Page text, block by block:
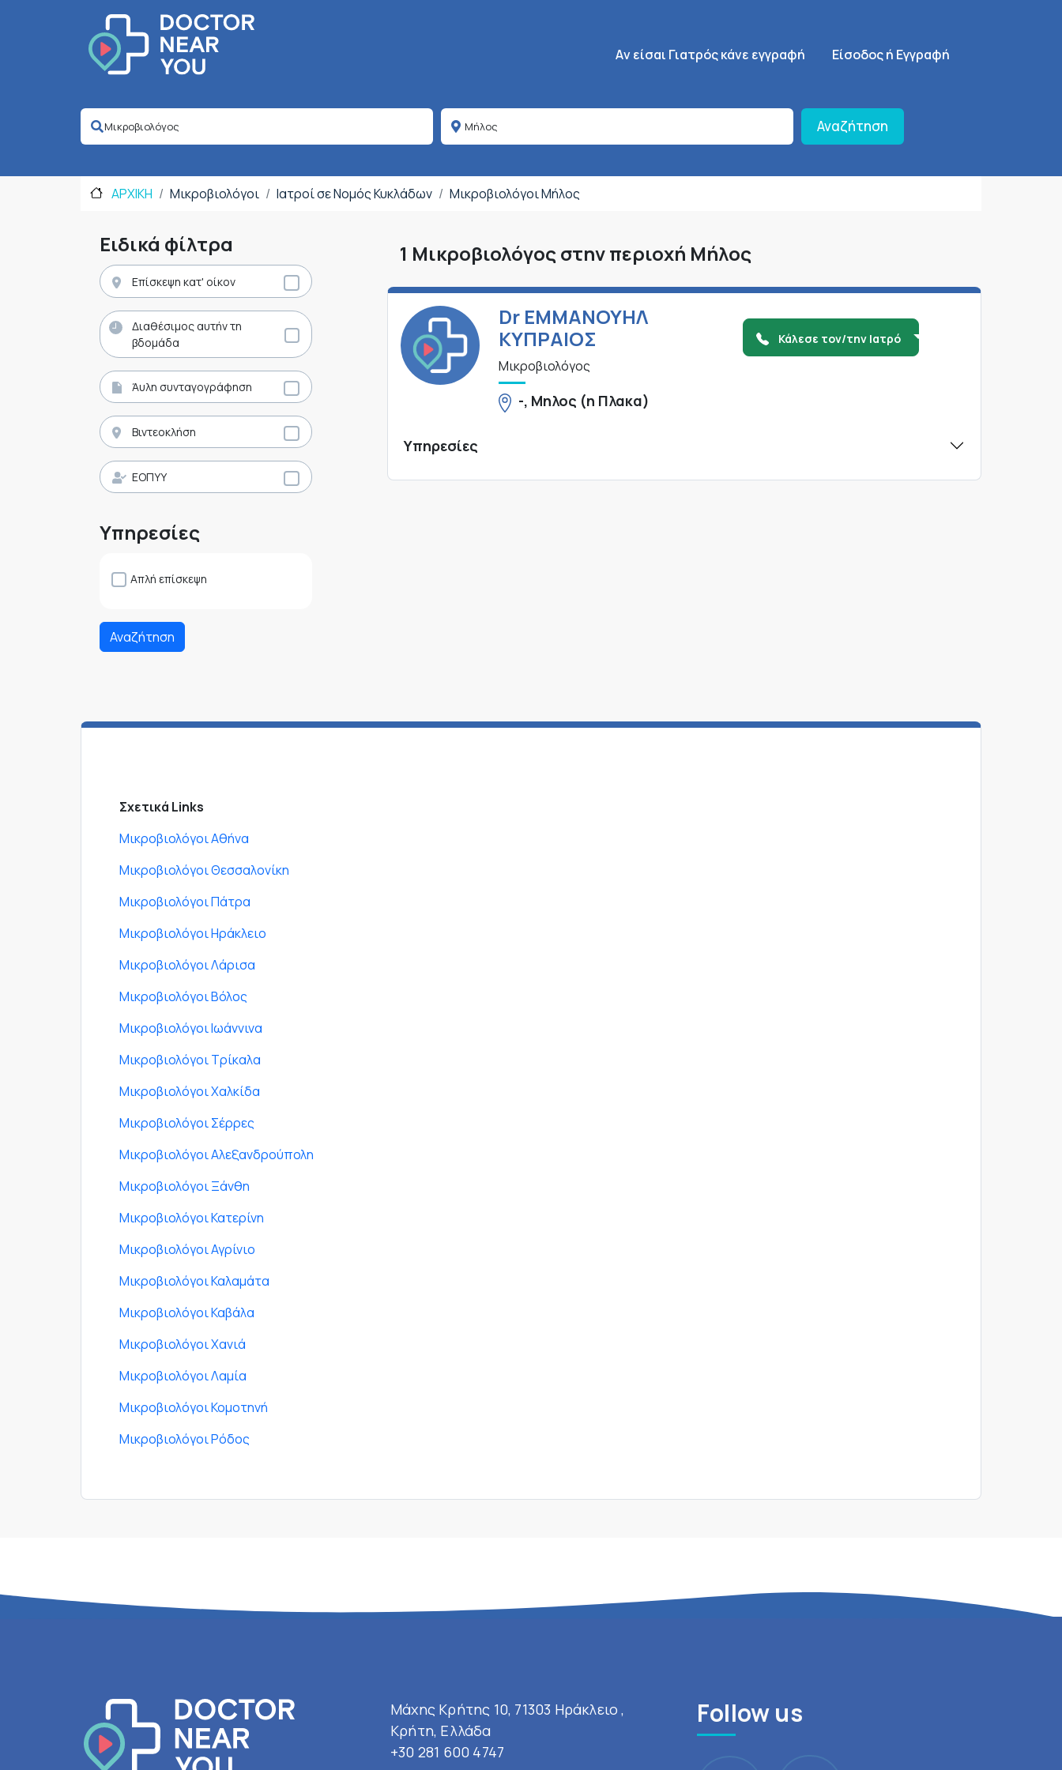
Κεντρική πλοήγηση
Aν είσαι Γιατρός κάνε εγγραφή SignUp Menu
Είσοδος ή Εγγραφή
Αναζήτηση
ΑΡΧΙΚΗ Μικροβιολόγοι Ιατροί σε Νομός Κυκλάδων Μικροβιολόγοι Μήλος
Ειδικά φίλτρα
Επίσκεψη κατ' οίκον
Διαθέσιμος αυτήν τη
βδομάδα
Άυλη συνταγογράφηση
Βιντεοκλήση
ΕΟΠΥΥ
Υπηρεσίες
Απλή επίσκεψη
Αναζήτηση
1 Μικροβιολόγος στην περιοχή Μήλος
Dr ΕΜΜΑΝΟΥΗΛ
ΚΥΠΡΑΙΟΣ
Μικροβιολόγος
-, Μηλος (η Πλακα)
Κάλεσε τον/την Ιατρό
Υπηρεσίες
Σχετικά Links
Μικροβιολόγοι Αθήνα
Μικροβιολόγοι Θεσσαλονίκη
Μικροβιολόγοι Πάτρα
Μικροβιολόγοι Ηράκλειο
Μικροβιολόγοι Λάρισα
Μικροβιολόγοι Βόλος
Μικροβιολόγοι Ιωάννινα
Μικροβιολόγοι Τρίκαλα
Μικροβιολόγοι Χαλκίδα
Μικροβιολόγοι Σέρρες
Μικροβιολόγοι Αλεξανδρούπολη
Μικροβιολόγοι Ξάνθη
Μικροβιολόγοι Κατερίνη
Μικροβιολόγοι Αγρίνιο
Μικροβιολόγοι Καλαμάτα
Μικροβιολόγοι Καβάλα
Μικροβιολόγοι Χανιά
Μικροβιολόγοι Λαμία
Μικροβιολόγοι Κομοτηνή
Μικροβιολόγοι Ρόδος
Μάχης Κρήτης 10, 71303 Ηράκλειο ,
Κρήτη, Ελλάδα
+30 281 600 4747
Follow us